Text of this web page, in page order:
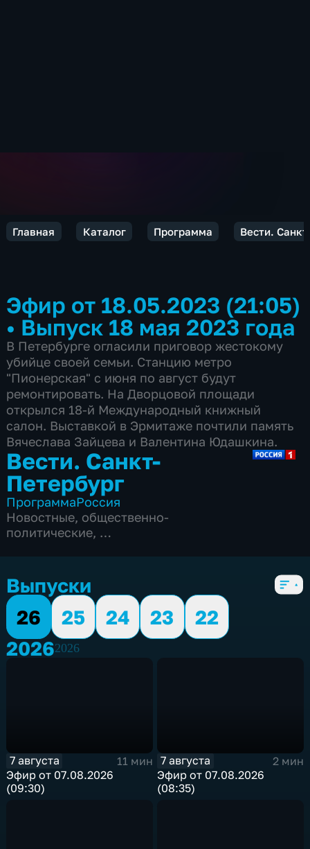
Главная Каталог Программа Вести.
Эфир от 18.05.2023 (21:05)
• Выпуск 18 мая 2023 года
В Петербурге огласили приговор жестокому
убийце своей семьи. Станцию метро
"Пионерская" с июня по август будут
ремонтировать. На Дворцовой площади
открылся 18-й Международный книжный
салон. Выставкой в Эрмитаже почтили память
Вячеслава Зайцева и Валентина Юдашкина.
Вести. Санкт-
Петербург
ПрограммаРоссия
Новостные, общественно-
политические,
Выпуски
26
25 24 23
22
20262026
7 августа
11 мин
Эфир от 07.08.2026
(09:30)
7 августа
2 мин
Эфир от 07.08.2026
(08:35)